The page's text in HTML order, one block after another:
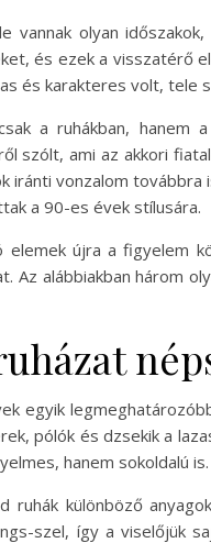
vannak olyan
és ezek a visszatérő
és karakteres volt, tele
a ruhákban, hanem
szólt, ami az akkori
iránti vonzalom továbbra
a 90-es évek stílusára.
újra a figyelem
Az alábbiakban három
egyik
pólók és dzsekik a
hanem sokoldalú is.
ruhák különböző
szel, így a viselőjük